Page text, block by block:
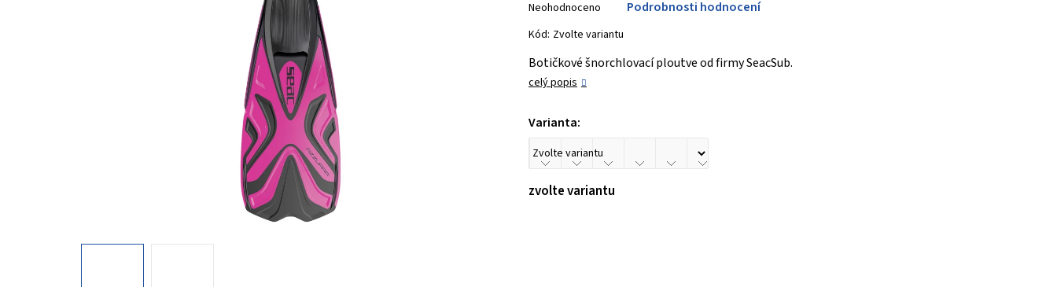
hodnocení
produktu
0,0
z 5
Neohodnoceno Podrobnosti hodnocení
Kód: Zvolte variantu
Botičkové šnorchlovací ploutve od firmy SeacSub.
celý popis
Varianta:
zvolte variantu